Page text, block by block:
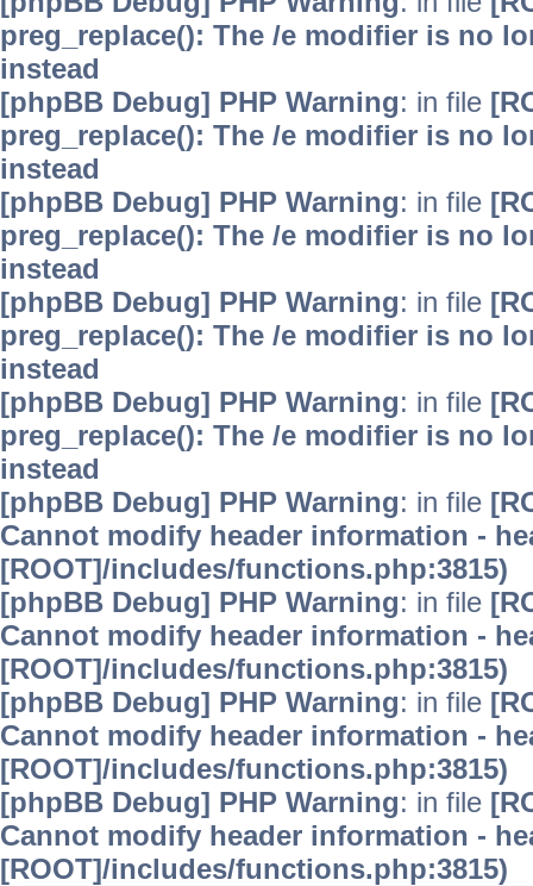
preg_replace(): The /e modifier is no
instead
[phpBB Debug] PHP Warning: in file
preg_replace(): The /e modifier is no
instead
[phpBB Debug] PHP Warning: in file
preg_replace(): The /e modifier is no
instead
[phpBB Debug] PHP Warning: in file
preg_replace(): The /e modifier is no
instead
[phpBB Debug] PHP Warning: in file
preg_replace(): The /e modifier is no
instead
[phpBB Debug] PHP Warning: in file
Cannot modify header information -
[ROOT]/includes/functions.php:3815)
[phpBB Debug] PHP Warning: in file
Cannot modify header information -
[ROOT]/includes/functions.php:3815)
[phpBB Debug] PHP Warning: in file
Cannot modify header information -
[ROOT]/includes/functions.php:3815)
[phpBB Debug] PHP Warning: in file
Cannot modify header information -
[ROOT]/includes/functions.php:3815)